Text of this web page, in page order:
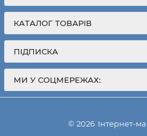
426
КАТАЛОГ ТОВАРІВ
ПІДПИСКА
МИ У СОЦМЕРЕЖАХ:
© 2026 Інтернет-